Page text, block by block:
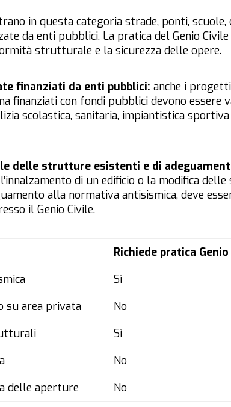
in questa categoria strade, ponti, scuole,
da enti pubblici. La pratica del Genio Civile
strutturale e la sicurezza delle opere.
finanziati da enti pubblici: anche i progetti
finanziati con fondi pubblici devono essere
scolastica, sanitaria, impiantistica
delle strutture esistenti e di
di un edificio o la modifica
alla normativa antisismica, deve
il Genio Civile.
Richiede pratica
Sì
su area privata
No
Sì
No
delle aperture
No